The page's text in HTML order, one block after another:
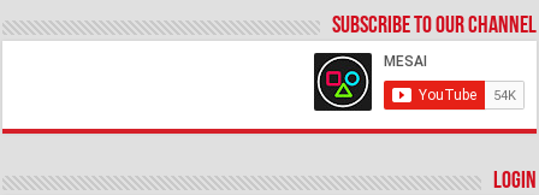
Subscribe to our Channel
Login